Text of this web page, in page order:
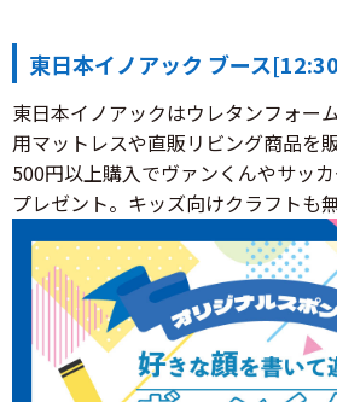
東日本イノアック ブース
東日本イノアックはウレタンフォー
用マットレスや直販リビング商品を
500円以上購入でヴァンくんやサッ
プレゼント。キッズ向けクラフトも